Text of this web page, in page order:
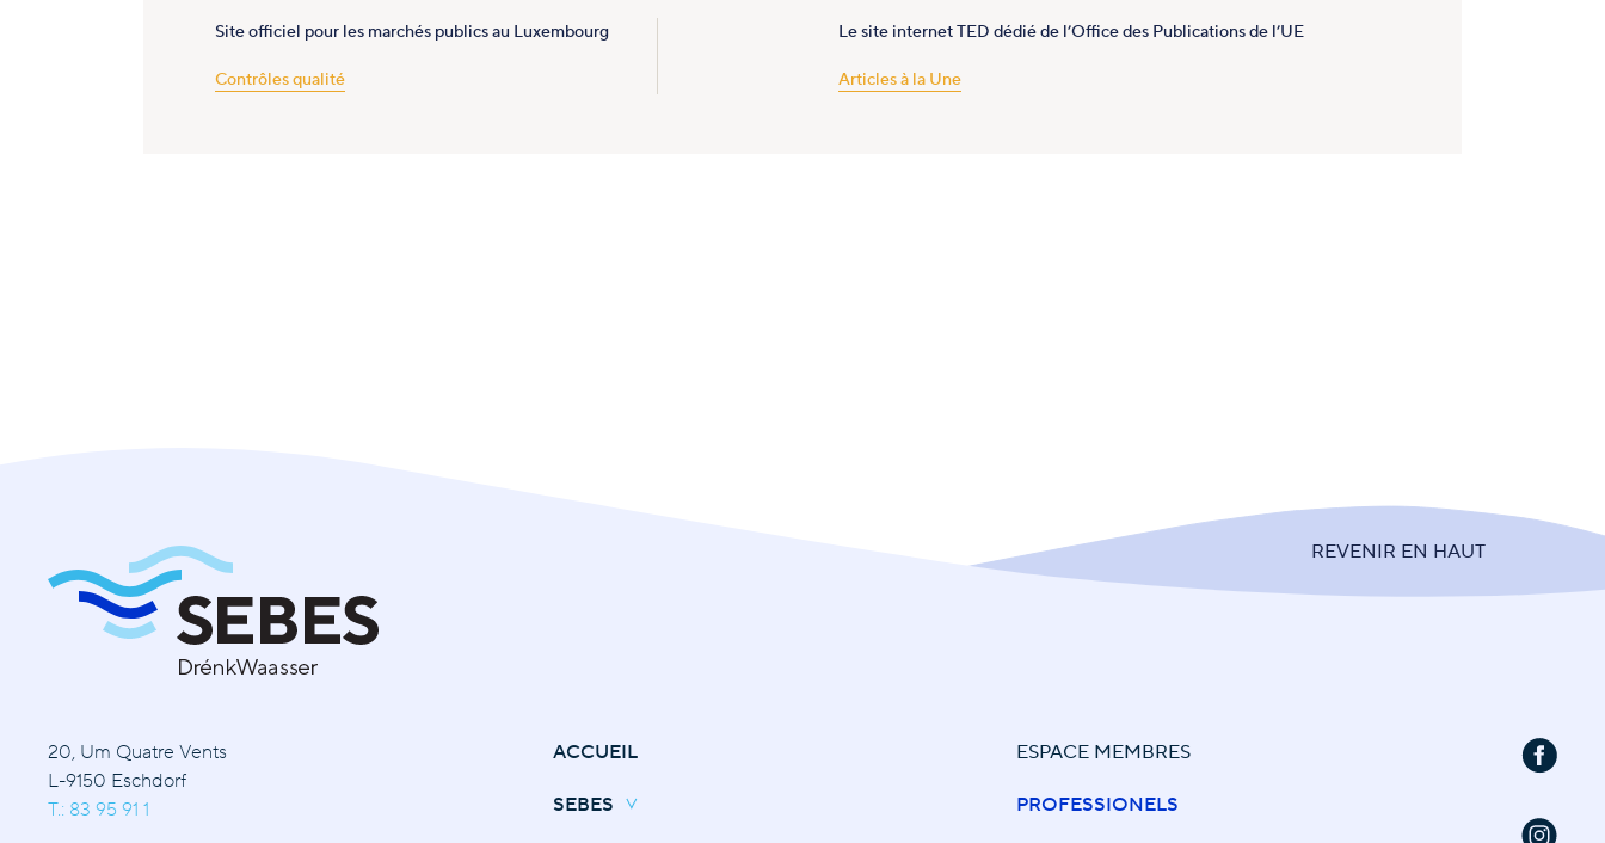
Site officiel pour les marchés publics au Luxembourg
Contrôles qualité
Le site internet TED dédié de l’Office des Publications de l’UE
Articles à la Une
REVENIR EN HAUT
20, Um Quatre Vents
L-9150 Eschdorf
T.: 83 95 91 1
ACCUEIL
SEBES
ESPACE MEMBRES
PROFESSIONELS